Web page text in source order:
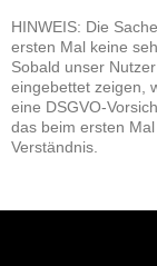
HINWEIS: Die
ersten Mal keine
Sobald unser
eingebettet zeigen,
eine DSGVO-
das beim ersten
Verständnis.